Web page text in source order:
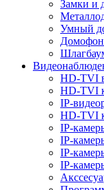
Замки и
Умный
HD-TVI
HD-TVI
IP-
HD-TVI
IP-
IP-
IP-
IP-